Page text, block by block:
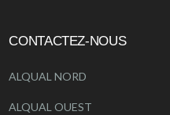
CONTACTEZ-NOUS
ALQUAL NORD
ALQUAL OUEST